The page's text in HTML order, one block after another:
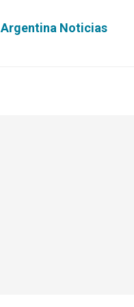
Argentina Noticias